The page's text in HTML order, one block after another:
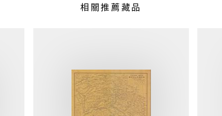
相關推薦藏品